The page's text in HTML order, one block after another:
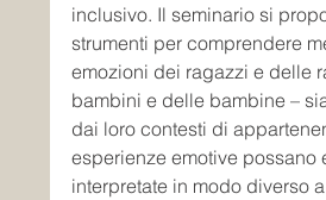
inclusivo. Il seminario si
strumenti per comprendere
emozioni dei ragazzi e delle
bambini e delle bambine –
dai loro contesti di
esperienze emotive possano
interpretate in modo diverso